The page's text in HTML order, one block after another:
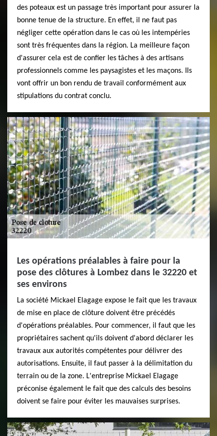
des poteaux est un passage très important pour assurer la
bonne tenue de la structure. En effet, il ne faut pas
négliger cette opération dans le cas où les intempéries
sont très fréquentes dans la région. La meilleure façon
d'assurer cela est de confier les tâches à des artisans
professionnels comme les paysagistes et les maçons. Ils
vont offrir un bon rendu de travail conformément aux
stipulations du contrat conclu.
Les opérations préalables à faire pour la
pose des clôtures à Lombez dans le 32220 et
ses environs
La société Mickael Elagage expose le fait que les travaux
de mise en place de clôture doivent être précédés
d'opérations préalables. Pour commencer, il faut que les
propriétaires sachent qu'ils doivent d'abord déclarer les
travaux aux autorités compétentes pour délivrer des
autorisations. Ensuite, il faut passer à la délimitation du
terrain ou de la zone. L'entreprise Mickael Elagage
préconise également le fait que des calculs des besoins
doivent se faire pour éviter les mauvaises surprises.